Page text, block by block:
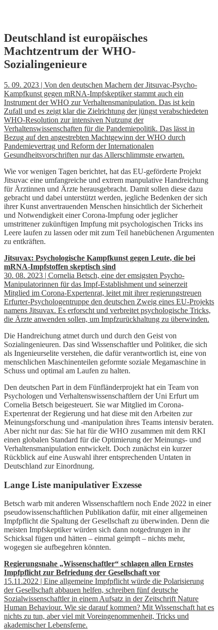
Skip
to
content
Deutschland ist europäisches
Machtzentrum der WHO-
Sozialingenieure
5. 09. 2023 | Von den deutschen Machern der Jitsuvac-Psycho-
Kampfkunst gegen mRNA-Impfskeptiker stammt auch ein
Instrument der WHO zur Verhaltensmanipulation. Das ist kein
Zufall und es zeigt klar die Zielrichtung der jüngst verabschiedeten
WHO-Resolution zur intensiven Nutzung der
Verhaltenswissenschaften für die Pandemiepolitik. Das lässt in
Bezug auf den angestrebten Machtgewinn der WHO durch
Pandemievertrag und Reform der Internationalen
Gesundheitsvorschriften nur das Allerschlimmste erwarten.
Wie vor wenigen Tagen berichtet, hat das EU-geförderte Projekt
Jitsuvac eine umfangreiche und extrem manpulative Handreichung
für Ärztinnen und Ärzte herausgebracht. Damit sollen diese dazu
gebracht und dabei unterstützt werden, jegliche Bedenken der sich
ihrer Kunst anvertrauenden Menschen hinsichtlich der Sicherheit
und Notwendigkeit einer Corona-Impfung oder jeglicher
umstrittener zukünftigen Impfung mit psychologischen Tricks ins
Leere laufen zu lassen oder mit zum Teil hanebüchenen Argumenten
zu entkräften.
Jitsuvax: Psychologische Kampfkunst gegen Leute, die bei
mRNA-Impfstoffen skeptisch sind
30. 08. 2023 | Cornelia Betsch, eine der emsigsten Psycho-
Manipulatorinnen für das Impf-Establishment und seinerzeit
Mitglied im Corona-Expertenrat, leitet mit ihrer regierungstreuen
Erfurter-Psychologentruppe den deutschen Zweig eines EU-Projekts
namens Jitsuvax. Es erforscht und verbreitet psychologische Tricks,
die Ärzte anwenden sollen, um Impfzurückhaltung zu überwinden.
Die Handreichung atmet durch und durch den Geist von
Sozialingenieuren. Das sind Wissenschaftler und Politiker, die sich
als Ingenieurselite verstehen, die dafür verantwortlich ist, eine von
menschlichen Maschinenteilen geformte soziale Megamaschine in
Schuss und optimal am Laufen zu halten.
Den deutschen Part in dem Fünfländerprojekt hat ein Team von
Psychologen und Verhaltenswissenschaftlern der Uni Erfurt um
Cornelia Betsch beigesteuert. Sie war Mitglied im Corona-
Expertenrat der Regierung und hat diese mit den Arbeiten zur
Meinungsforschung und -manipulation ihres Teams intensiv beraten.
Aber nicht nur das: Sie hat für die WHO zusammen mit dem RKI
einen globalen Standard für die Optimierung der Meinungs- und
Verhaltensmanipulation entwickelt. Doch zunächst ein kurzer
Rückblick auf eine Auswahl ihrer entsprechenden Untaten in
Deutschland zur Einordnung.
Lange Liste manipulativer Exzesse
Betsch warb mit anderen Wissenschaftlern noch Ende 2022 in einer
pseudowissenschaftlichen Publikation dafür, mit einer allgemeinen
Impfpflicht die Spaltung der Gesellschaft zu überwinden. Denn die
meisten Impfskeptiker würden sich dann notgedrungen in ihr
Schicksal fügen und hätten – einmal geimpft – nichts mehr,
wogegen sie aufbegehren könnten.
Regierungsnahe „Wissenschaftler“ schlagen allen Ernstes
Impfpflicht zur Befriedung der Gesellschaft vor
15.11.2022 | Eine allgemeine Impfpflicht würde die Polarisierung
der Gesellschaft abbauen helfen, schreiben fünf deutsche
Sozialwissenschaftler in einem Aufsatz in der Zeitschrift Nature
Human Behaviour. Wie sie darauf kommen? Mit Wissenschaft hat es
nichts zu tun, aber viel mit Voreingenommenheit, Tricks und
akademischer Lebensferne.